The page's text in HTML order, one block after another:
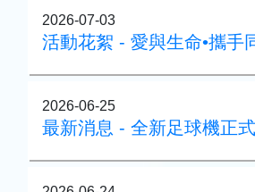
2026-07-03
2026-06-25
最新消息 - 全新足球機正